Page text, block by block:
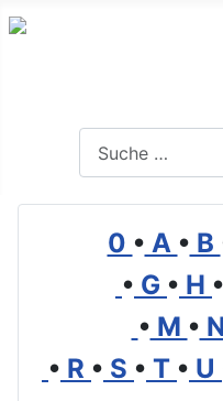
0 • A • B
• G • H •
• M •
• R • S • T • U